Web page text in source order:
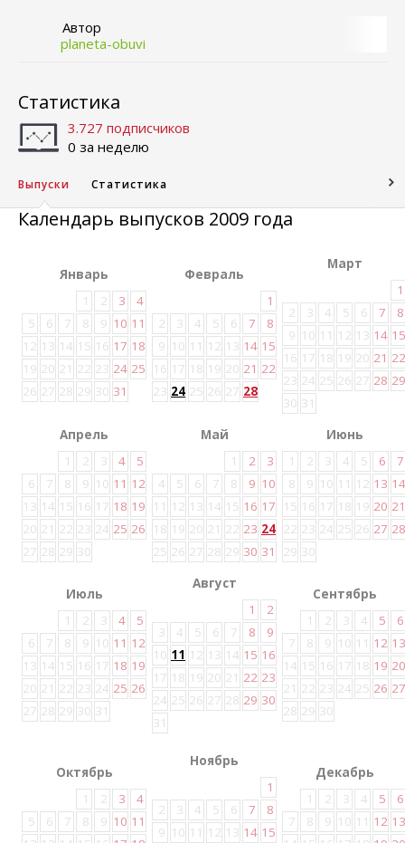
Автор
planeta-obuvi
Статистика
3.727 подписчиков
0 за неделю
Выпуски Статистика
Календарь выпусков 2009 года
Январь
1
2 3
4
5
6 7 8 9 10 11
12 13 14 15 16 17 18
19 20 21 22 23 24 25
26 27 28 29 30 31
Февраль
1
2
3 4 5 6 7
8
9 10 11 12 13 14 15
16 17 18 19 20 21 22
23 24 25 26 27 28
Март
1
2
3 4 5 6 7
8
9 10 11 12 13 14 15
16 17 18 19 20 21 22
23 24 25 26 27 28 29
30 31
Апрель
1
2 3 4
5
6
7 8 9 10 11 12
13 14 15 16 17 18 19
20 21 22 23 24 25 26
27 28 29 30
Май
1
2
3
4
5 6 7 8 9 10
11 12 13 14 15 16 17
18 19 20 21 22 23 24
25 26 27 28 29 30 31
Июнь
1
2 3 4 5 6
7
8
9 10 11 12 13 14
15 16 17 18 19 20 21
22 23 24 25 26 27 28
29 30
Июль
1
2 3 4
5
6
7 8 9 10 11 12
13 14 15 16 17 18 19
20 21 22 23 24 25 26
27 28 29 30 31
Август
1
2
3
4 5 6 7 8
9
10 11 12 13 14 15 16
17 18 19 20 21 22 23
24 25 26 27 28 29 30
31
Сентябрь
1
2 3 4 5
6
7
8 9 10 11 12 13
14 15 16 17 18 19 20
21 22 23 24 25 26 27
28 29 30
Октябрь
1
2 3
4
5
6 7 8 9 10 11
Ноябрь
1
2
3 4 5 6 7
8
9 10 11 12 13 14 15
Декабрь
1
2 3 4 5
6
7
8 9 10 11 12 13